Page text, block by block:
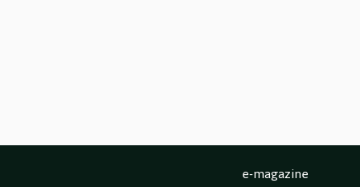
e-magazine